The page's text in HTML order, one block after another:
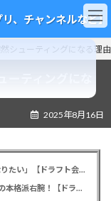
、チャンネルなど】
シューティングになる理由
ーティングにな
2025年8月16日
カープドラ6西川篤夢！「日本を代表する遊撃手になりたい」【ドラフト会議2025】
カープドラ5赤木晴哉！191cm最速153キロ！佛教大の本格派右腕！【ドラフト会議2025】